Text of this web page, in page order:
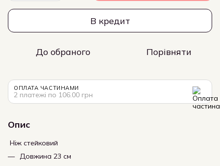
В кредит
До обраного Порівняти
ОПЛАТА ЧАСТИНАМИ
2 платежі по 106.00 грн
Опис
Ніж стейковий
Довжина 23 см